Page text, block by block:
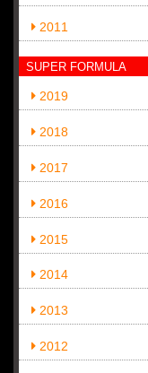
2011
SUPER FORMULA
2019
2018
2017
2016
2015
2014
2013
2012